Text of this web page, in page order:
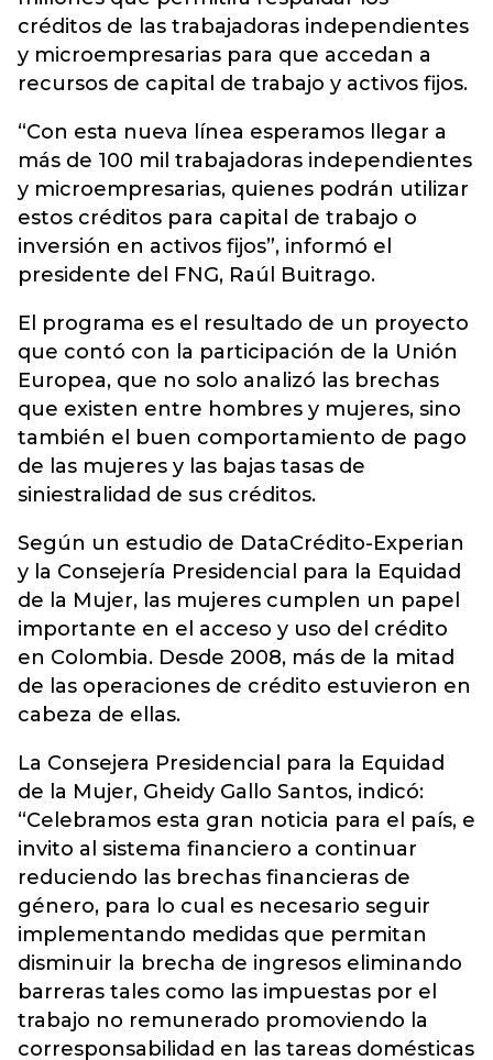
créditos de las trabajadoras independientes
y microempresarias para que accedan a
recursos de capital de trabajo y activos fijos.
“Con esta nueva línea esperamos llegar a
más de 100 mil trabajadoras independientes
y microempresarias, quienes podrán utilizar
estos créditos para capital de trabajo o
inversión en activos fijos”, informó el
presidente del FNG, Raúl Buitrago.
El programa es el resultado de un proyecto
que contó con la participación de la Unión
Europea, que no solo analizó las brechas
que existen entre hombres y mujeres, sino
también el buen comportamiento de pago
de las mujeres y las bajas tasas de
siniestralidad de sus créditos.
Según un estudio de DataCrédito-Experian
y la Consejería Presidencial para la Equidad
de la Mujer, las mujeres cumplen un papel
importante en el acceso y uso del crédito
en Colombia. Desde 2008, más de la mitad
de las operaciones de crédito estuvieron en
cabeza de ellas.
La Consejera Presidencial para la Equidad
de la Mujer, Gheidy Gallo Santos, indicó:
“Celebramos esta gran noticia para el país, e
invito al sistema financiero a continuar
reduciendo las brechas financieras de
género, para lo cual es necesario seguir
implementando medidas que permitan
disminuir la brecha de ingresos eliminando
barreras tales como las impuestas por el
trabajo no remunerado promoviendo la
corresponsabilidad en las tareas domésticas